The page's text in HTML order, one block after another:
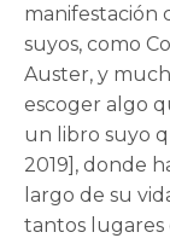
manifestación
suyos, como
Auster, y
escoger algo
un libro suyo
2019], donde
largo de su
tantos lugares